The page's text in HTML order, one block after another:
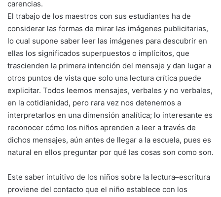
carencias.
El trabajo de los maestros con sus estudiantes ha de
considerar las formas de mirar las imágenes publicitarias,
lo cual supone saber leer las imágenes para descubrir en
ellas los significados superpuestos o implícitos, que
trascienden la primera intención del mensaje y dan lugar a
otros puntos de vista que solo una lectura crítica puede
explicitar. Todos leemos mensajes, verbales y no verbales,
en la cotidianidad, pero rara vez nos detenemos a
interpretarlos en una dimensión analítica; lo interesante es
reconocer cómo los niños aprenden a leer a través de
dichos mensajes, aún antes de llegar a la escuela, pues es
natural en ellos preguntar por qué las cosas son como son.
Este saber intuitivo de los niños sobre la lectura–escritura
proviene del contacto que el niño establece con los